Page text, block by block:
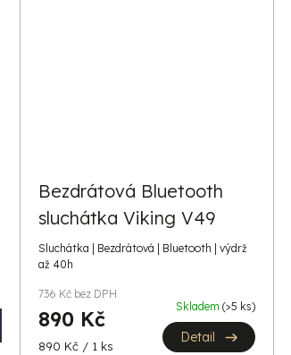
Bezdrátová Bluetooth
sluchátka Viking V49
Sluchátka | Bezdrátová | Bluetooth | výdrž
až 40h
736 Kč bez DPH
890 Kč
Měrná
890 Kč / 1 ks
Skladem (>5 ks)
Detail